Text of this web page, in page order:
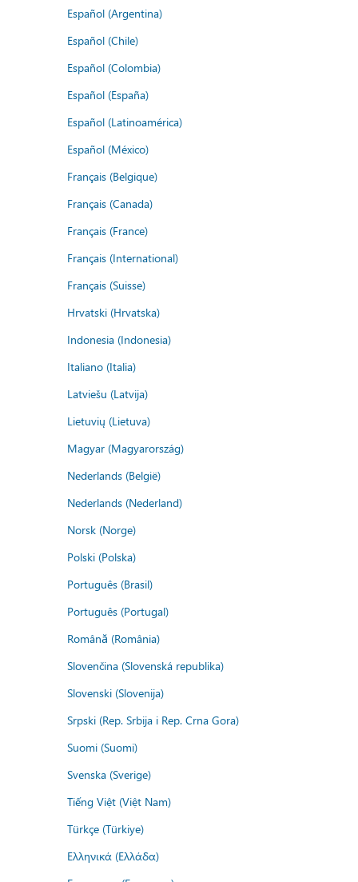
Español (Argentina)
Español (Chile)
Español (Colombia)
Español (España)
Español (Latinoamérica)
Español (México)
Français (Belgique)
Français (Canada)
Français (France)
Français (International)
Français (Suisse)
Hrvatski (Hrvatska)
Indonesia (Indonesia)
Italiano (Italia)
Latviešu (Latvija)
Lietuvių (Lietuva)
Magyar (Magyarország)
Nederlands (België)
Nederlands (Nederland)
Norsk (Norge)
Polski (Polska)
Português (Brasil)
Português (Portugal)
Română (România)
Slovenčina (Slovenská republika)
Slovenski (Slovenija)
Srpski (Rep. Srbija i Rep. Crna Gora)
Suomi (Suomi)
Svenska (Sverige)
Tiếng Việt (Việt Nam)
Türkçe (Türkiye)
Ελληνικά (Ελλάδα)